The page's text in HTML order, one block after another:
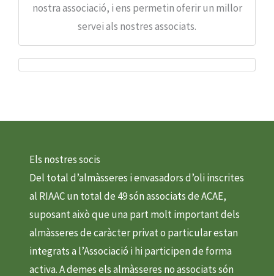
nostra associació, i ens permetin oferir un millor
servei als nostres associats.
Els nostres socis
Del total d’almàsseres i envasadors d’oli inscrites
al RIAAC un total de 49 són associats de ACAE,
suposant això que una part molt important dels
almàsseres de caràcter privat o particular estan
integrats a l’Associació i hi participen de forma
activa. A demes els almàsseres no associats són